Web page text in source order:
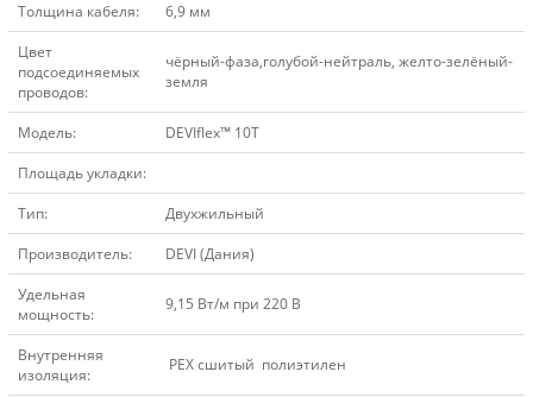
Толщина кабеля:
6,9 мм
Цвет
подсоединяемых
проводов:
чёрный-фаза,голубой-нейтраль, желто-зелёный-
земля
Модель:
DEVIflex™ 10T
Площадь укладки:
Тип:
Двухжильный
Производитель:
DEVI (Дания)
Удельная
мощность:
9,15 Вт/м при 220 В
Внутренняя
изоляция:
 PEX сшитый полиэтилен